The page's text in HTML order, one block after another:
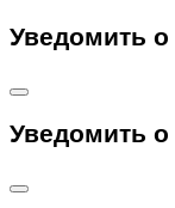
Уведомить о
Уведомить о